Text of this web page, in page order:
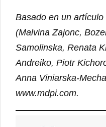
Basado en un
(Malvina Zajonc,
Samolinska, Renata
Andreiko, Piotr
Anna Viniarska-
www.mdpi.com.